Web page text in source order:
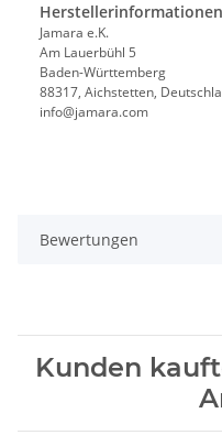
Jamara e.K.
Am Lauerbühl 5
Baden-Württemberg
88317, Aichstetten,
info@jamara.com
Bewertungen
Kunden